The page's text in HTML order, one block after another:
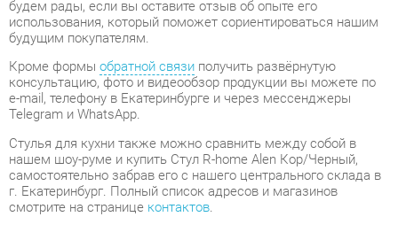
Telegram и WhatsApp.
Стулья для кухни также можно сравнить между собой в
нашем шоу-руме и купить Стул R-home Alen Кор/Черный,
самостоятельно забрав его с нашего центрального склада в
г. Екатеринбург. Полный список адресов и магазинов
смотрите на страницеконтактов .
Материал
Искусственная
шерсть
Цвет
Кор